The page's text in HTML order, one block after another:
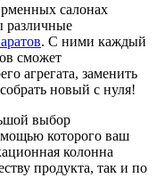
салонах
различные
. С ними каждый
сможет
агрегата, заменить
новый с нуля!
выбор
которого ваш
колонна
продукта, так и по